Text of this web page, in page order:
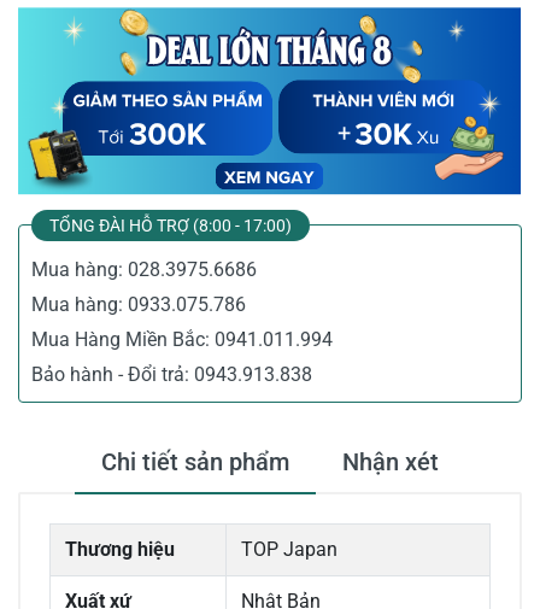
TỔNG ĐÀI HỖ TRỢ (8:00 - 17:00)
Mua hàng: 028.3975.6686
Mua hàng: 0933.075.786
Mua Hàng Miền Bắc: 0941.011.994
Bảo hành - Đổi trả: 0943.913.838
Chi tiết sản phẩm Nhận xét
Thương hiệu TOP Japan
Xuất xứ Nhật Bản